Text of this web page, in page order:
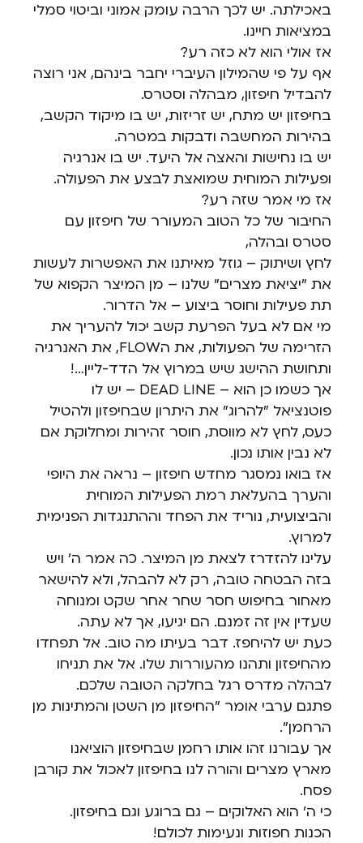
באכילתה. יש לכך הרבה עומק אמוני וביטוי סמלי
במציאות חיינו.
אז אולי הוא לא כזה רע?
אף על פי שהמילון העיברי יחבר בינהם, אני רוצה
להבדיל חיפזון, מבהלה וסטרס.
בחיפזון יש מתח, יש זריזות, יש בו מיקוד הקשב,
בהירות המחשבה ודבקות במטרה.
יש בו נחישות והאצה אל היעד. יש בו אנרגיה
ופעילות המוחית שמואצת לבצע את הפעולה.
אז מי אמר שזה רע?
החיבור של כל הטוב המעורר של חיפזון עם
סטרס ובהלה,
לחץ ושיתוק – גוזל מאיתנו את האפשרות לעשות
את "יציאת מצרים" שלנו – מן המיצר הקפוא של
תת פעילות וחוסר ביצוע – אל הדרור.
מי אם לא בעל הפרעת קשב יכול להעריך את
הזרימה של הפעולות, את הFLOW, את האנרגיה
ותחושת ההישג שיש במרוץ אל הדד-ליין…!
אך כשמו כן הוא – DEAD LINE – יש לו
פוטנציאל "להרוג" את היתרון שבחיפזון ולהטיל
כעס, לחץ לא מווסת, חוסר זהירות ומחלוקת אם
לא נבין אותו נכון.
אז בואו נמסגר מחדש חיפזון – נראה את היופי
והערך בהעלאת רמת הפעילות המוחית
והביצועית, נוריד את הפחד וההתנגדות הפנימית
למרוץ.
עלינו להזדרז לצאת מן המיצר. כה אמר ה' ויש
בזה הבטחה טובה, רק לא להבהל, ולא להישאר
מאחור בחיפוש חסר שחר אחר שקט ומנוחה
שעדין אין זה זמנם. הם יגיעו, אך לא עתה.
כעת יש להיחפז. דבר בעיתו מה טוב. אל תפחדו
מהחיפזון ותהנו מהעוררות שלו. אל את תניחו
לבהלה מדרס רגל בחלקה הטובה שלכם.
פתגם ערבי אומר "החיפזון מן השטן והמתינות מן
הרחמן".
אך עבורנו זהו אותו רחמן שבחיפזון הוציאנו
מארץ מצרים והורה לנו בחיפזון לאכול את קורבן
פסח.
כי ה' הוא האלוקים – גם ברוגע וגם בחיפזון.
הכנות חפוזות ונעימות לכולם!